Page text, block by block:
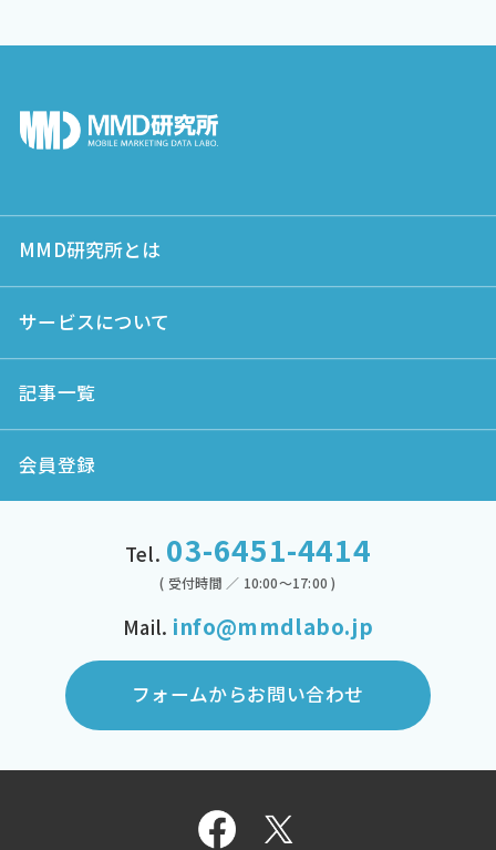
MMD研究所とは
サービスについて
記事一覧
会員登録
Tel. 03-6451-4414
( 受付時間 ／ 10:00～17:00 )
Mail. info@mmdlabo.jp
フォームからお問い合わせ